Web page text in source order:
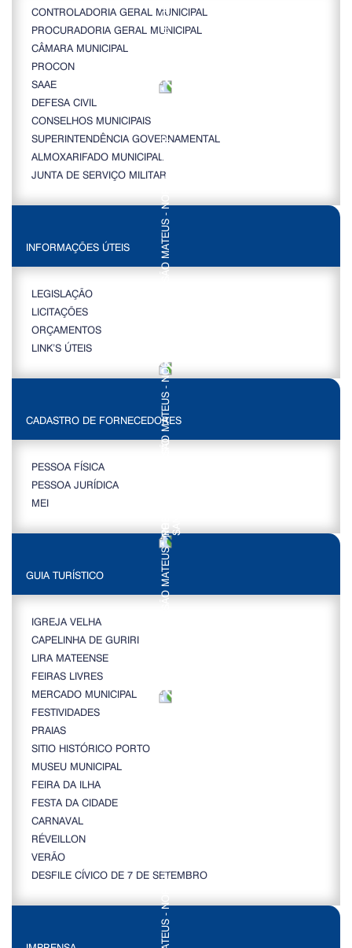
CONTROLADORIA GERAL MUNICIPAL
PROCURADORIA GERAL MUNICIPAL
CÂMARA MUNICIPAL
PROCON
SAAE
DEFESA CIVIL
CONSELHOS MUNICIPAIS
SUPERINTENDÊNCIA GOVERNAMENTAL
ALMOXARIFADO MUNICIPAL
JUNTA DE SERVIÇO MILITAR
INFORMAÇÕES ÚTEIS
LEGISLAÇÃO
LICITAÇÕES
ORÇAMENTOS
LINK’S ÚTEIS
CADASTRO DE FORNECEDORES
PESSOA FÍSICA
PESSOA JURÍDICA
MEI
GUIA TURÍSTICO
IGREJA VELHA
CAPELINHA DE GURIRI
LIRA MATEENSE
FEIRAS LIVRES
MERCADO MUNICIPAL
FESTIVIDADES
PRAIAS
SITIO HISTÓRICO PORTO
MUSEU MUNICIPAL
FEIRA DA ILHA
FESTA DA CIDADE
CARNAVAL
RÉVEILLON
VERÃO
DESFILE CÍVICO DE 7 DE SETEMBRO